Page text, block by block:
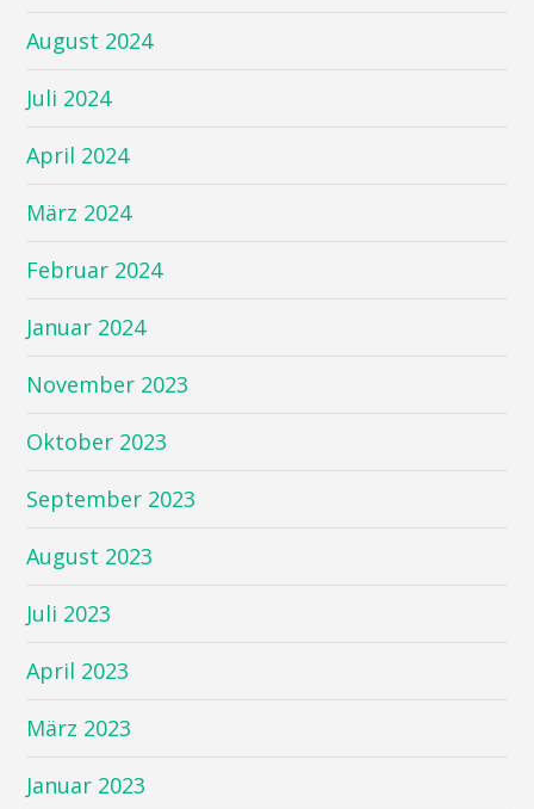
August 2024
Juli 2024
April 2024
März 2024
Februar 2024
Januar 2024
November 2023
Oktober 2023
September 2023
August 2023
Juli 2023
April 2023
März 2023
Januar 2023